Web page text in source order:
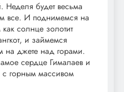
Неделя будет весьма
все. И поднимемся на
солнце золотит
и займемся
на джете над горами.
сердце Гималаев и
горным массивом